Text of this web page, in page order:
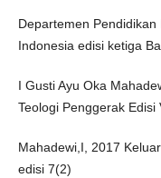
Departemen
Indonesia edisi ketiga
I Gusti Ayu Oka
Teologi Penggerak Edisi
Mahadewi,I, 2017
edisi 7(2)